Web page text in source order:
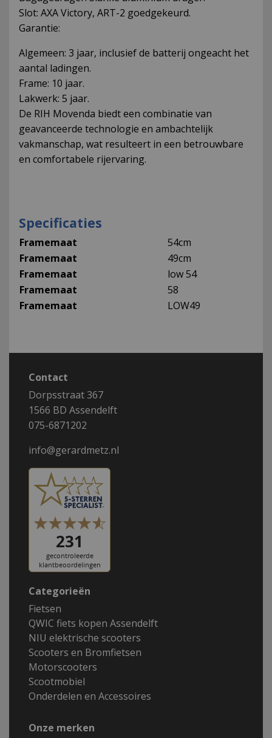
Slot: AXA Victory, ART-2 goedgekeurd.
Garantie:
Algemeen: 3 jaar, inclusief de batterij ongeacht het
aantal ladingen.
Frame: 10 jaar.
Lakwerk: 5 jaar.
De RIH Movenda biedt een combinatie van
geavanceerde technologie en ambachtelijk
vakmanschap, wat resulteert in een betrouwbare
en comfortabele rijervaring.
Specificaties
Framemaat
54cm
Framemaat
49cm
Framemaat
low 54
Framemaat
58
Framemaat
LOW49
Contact
Dorpsstraat 367
1566 BD Assendelft
075-6871202
info@gerardmetz.nl
Categorieën
Fietsen
QWIC fiets kopen Assendelft
NIU elektrische scooters
Scooters en Bromfietsen
Motorscooters
Scootmobiel
Onderdelen en Accessoires
Onze merken